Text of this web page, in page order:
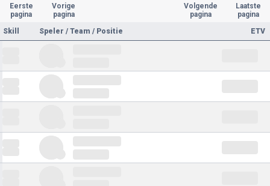
Eerste
pagina
Vorige
pagina
Volgende
pagina
Laatste
pagina
Skill
Speler / Team / Positie ETV